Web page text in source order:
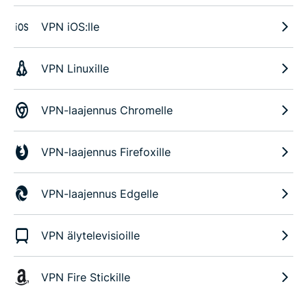
VPN iOS:lle
VPN Linuxille
VPN-laajennus Chromelle
VPN-laajennus Firefoxille
VPN-laajennus Edgelle
VPN älytelevisioille
VPN Fire Stickille